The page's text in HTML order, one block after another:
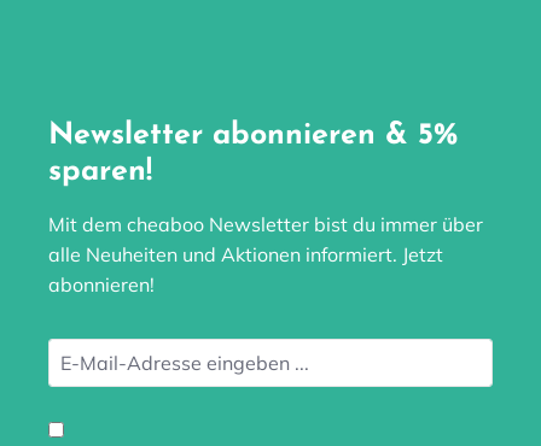
Newsletter abonnieren & 5%
sparen!
Mit dem cheaboo Newsletter bist du immer über
alle Neuheiten und Aktionen informiert. Jetzt
abonnieren!